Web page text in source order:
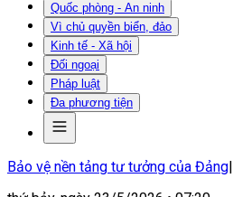
Quốc phòng - An ninh
Vì chủ quyền biển, đảo
Kinh tế - Xã hội
Đối ngoại
Pháp luật
Đa phương tiện
Bảo vệ nền tảng tư tưởng của Đảng|